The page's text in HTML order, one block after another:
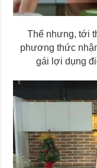
Thế nhưng, tới
phương thức
gái lợi dụng